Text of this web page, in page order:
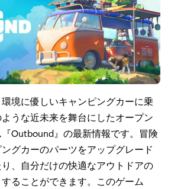
境に優しいキャンピングカーに乗
うな近未来を舞台にしたオープン
Outbound』の最新情報です。冒険
グカーのパーツをアップグレード
、自分だけの快適なアウトドアの
ることができます。このゲーム